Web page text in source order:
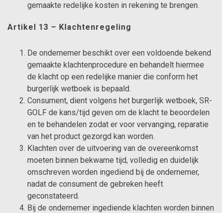
gemaakte redelijke kosten in rekening te brengen.
Artikel 13 – Klachtenregeling
De ondernemer beschikt over een voldoende bekend
gemaakte klachtenprocedure en behandelt hiermee
de klacht op een redelijke manier die conform het
burgerlijk wetboek is bepaald.
Consument, dient volgens het burgerlijk wetboek, SR-
GOLF de kans/tijd geven om de klacht te beoordelen
en te behandelen zodat er voor vervanging, reparatie
van het product gezorgd kan worden.
Klachten over de uitvoering van de overeenkomst
moeten binnen bekwame tijd, volledig en duidelijk
omschreven worden ingediend bij de ondernemer,
nadat de consument de gebreken heeft
geconstateerd.
Bij de ondernemer ingediende klachten worden binnen